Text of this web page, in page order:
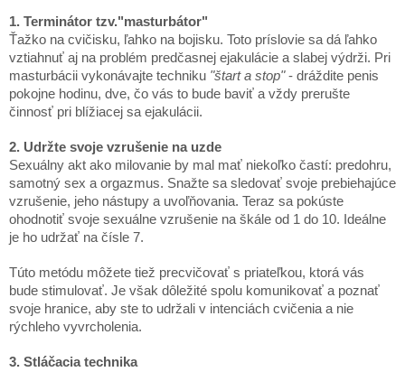
1. Terminátor tzv."masturbátor"
Ťažko na cvičisku, ľahko na bojisku. Toto príslovie sa dá ľahko
vztiahnuť aj na problém predčasnej ejakulácie a slabej výdrži. Pri
masturbácii vykonávajte techniku ​​"štart a stop"- dráždite penis
pokojne hodinu, dve, čo vás to bude baviť a vždy prerušte
činnosť pri blížiacej sa ejakulácii.
2. Udržte svoje vzrušenie na uzde
Sexuálny akt ako milovanie by mal mať niekoľko častí: predohru,
samotný sex a orgazmus. Snažte sa sledovať svoje prebiehajúce
vzrušenie, jeho nástupy a uvoľňovania. Teraz sa pokúste
ohodnotiť svoje sexuálne vzrušenie na škále od 1 do 10. Ideálne
je ho udržať na čísle 7.
Túto metódu môžete tiež precvičovať s priateľkou, ktorá vás
bude stimulovať. Je však dôležité spolu komunikovať a poznať
svoje hranice, aby ste to udržali v intenciách cvičenia a nie
rýchleho vyvrcholenia.
3. Stláčacia technika